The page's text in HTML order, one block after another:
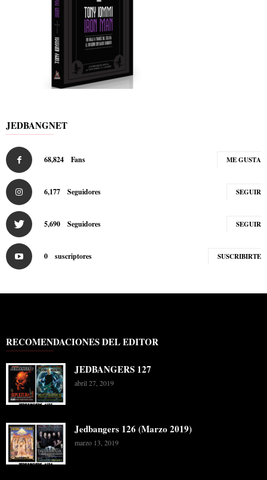
JEDBANGNET
68,824 Fans ME GUSTA
6,177 Seguidores SEGUIR
5,690 Seguidores SEGUIR
0 suscriptores SUSCRIBIRTE
RECOMENDACIONES DEL EDITOR
JEDBANGERS 127
abril 27, 2019
Jedbangers 126 (Marzo 2019)
marzo 13, 2019